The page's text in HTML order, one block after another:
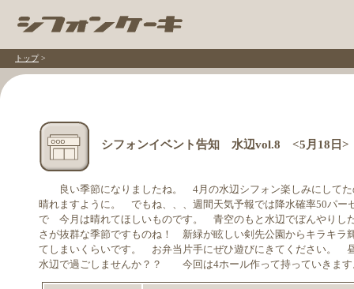
トップ>
シフォンイベント告知 水辺vol.8 <5月18日>
良い季節になりましたね。 4月の水辺シフォン楽しみにして
晴れますように。 でもね、、、週間天気予報では降水確率50パ
で 今月は晴れてほしいものです。 青空のもと水辺でぼんやり
さが抜群な季節ですものね！ 新緑が眩しい剣先公園からキラキ
てしまいくらいです。 お弁当片手にぜひ遊びにきてください。
水辺で過ごしませんか？？ 今回は4ホール作って持っていきま